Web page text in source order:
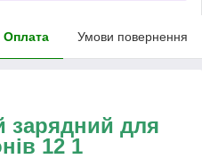
Оплата Умови повернення
зарядний для
12 1